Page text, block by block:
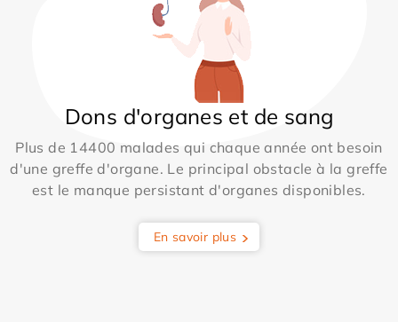
Dons d'organes et de sang
Plus de 14400 malades qui chaque année ont besoin
d'une greffe d'organe. Le principal obstacle à la greffe
est le manque persistant d'organes disponibles.
En savoir plus